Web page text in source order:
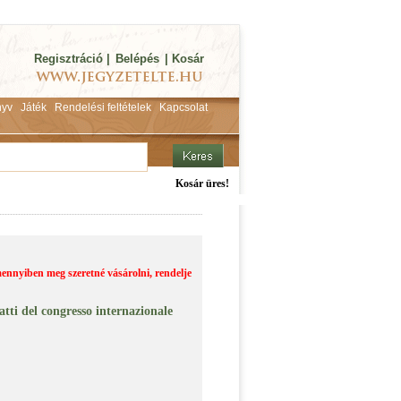
Regisztráció Belépés Kosár
Játék Rendelési feltételek Kapcsolat
Kosár üres!
meg szeretné vásárolni, rendelje
del congresso internazionale